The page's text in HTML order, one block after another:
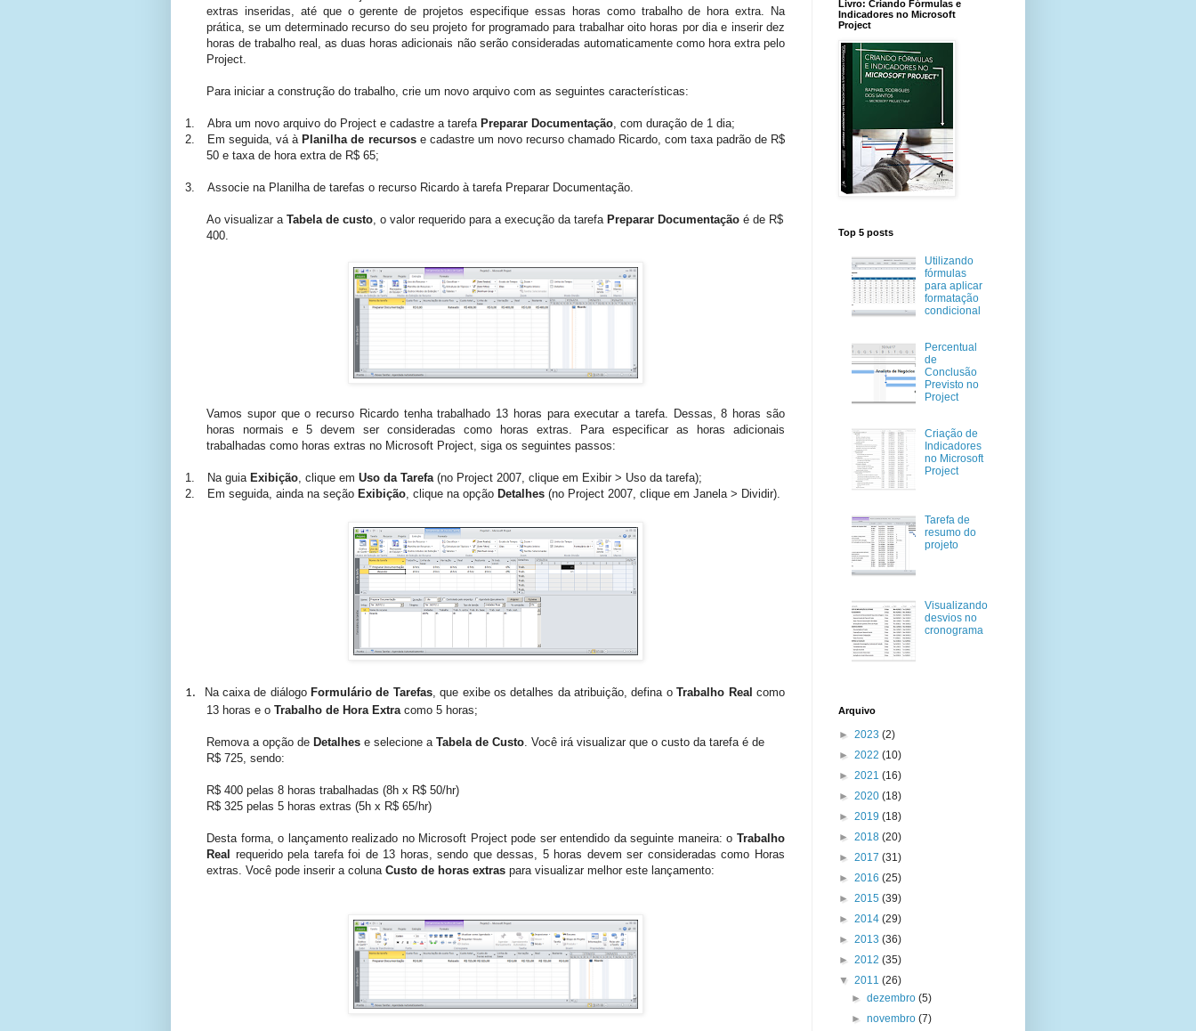
extras inseridas, até que o gerente de projetos especifique essas horas como trabalho de hora extra. Na
prática, se um determinado recurso do seu projeto for programado para trabalhar oito horas por dia e inserir dez
horas de trabalho real, as duas horas adicionais não serão consideradas automaticamente como hora extra pelo
Project.
Para iniciar a construção do trabalho, crie um novo arquivo com as seguintes características:
1. Abra um novo arquivo do Project e cadastre a tarefa Preparar Documentação, com duração de 1 dia;
2.
Em seguida, vá à Planilha de recursose cadastre um novo recurso chamado Ricardo, com taxa padrão de R$
50 e taxa de hora extra de R$ 65;
3. Associe na Planilha de tarefas o recurso Ricardo à tarefa Preparar Documentação.
Ao visualizar a Tabela de custo, o valor requerido para a execução da tarefa Preparar Documentação é de R$
400.
Vamos supor que o recurso Ricardo tenha trabalhado 13 horas para executar a tarefa. Dessas, 8 horas são
horas normais e 5 devem ser consideradas como horas extras. Para especificar as horas adicionais
trabalhadas como horas extras no Microsoft Project, siga os seguintes passos:
1. Na guia Exibição, clique em Uso da Tarefa (no Project 2007, clique em Exibir > Uso da tarefa);
2.
Em seguida, ainda na seção Exibição, clique na opção Detalhes (no Project 2007, clique em Janela > Dividir).
1. Na caixa de diálogo Formulário de Tarefas, que exibe os detalhes da atribuição, defina oTrabalho Real como
13 horas e o Trabalho de Hora Extracomo 5 horas;
Remova a opção de Detalhes e selecione a Tabela de Custo. Você irá visualizar que o custo da tarefa é de
R$ 725, sendo:
R$ 400 pelas 8 horas trabalhadas (8h x R$ 50/hr)
R$ 325 pelas 5 horas extras (5h x R$ 65/hr)
Desta forma, o lançamento realizado no Microsoft Project pode ser entendido da seguinte maneira: o Trabalho
Real requerido pela tarefa foi de 13 horas, sendo que dessas, 5 horas devem ser consideradas como Horas
extras. Você pode inserir a coluna Custo de horas extras para visualizar melhor este lançamento:
Livro: Criando Fórmulas e
Indicadores no Microsoft
Project
Top 5 posts
Utilizando
fórmulas
para aplicar
formatação
condicional
Percentual
de
Conclusão
Previsto no
Project
Criação de
Indicadores
no Microsoft
Project
Tarefa de
resumo do
projeto
Visualizando
desvios no
cronograma
Arquivo
► 2023 (2)
► 2022 (10)
► 2021 (16)
► 2020 (18)
► 2019 (18)
► 2018 (20)
► 2017 (31)
► 2016 (25)
► 2015 (39)
► 2014 (29)
► 2013 (36)
► 2012 (35)
▼ 2011 (26)
►dezembro(5)
►novembro(7)